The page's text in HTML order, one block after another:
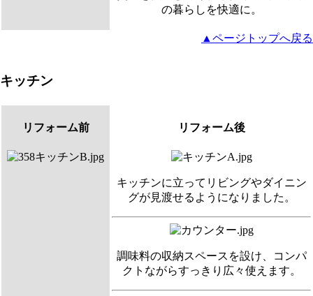
の暮らしを快適に。
▲ページトップへ戻る
キッチン
リフォーム前 リフォーム後
キッチンに立ってリビングやダイニン
グが見渡せるようになりました。
調味料の収納スペースを設け、コンパ
クトながらすっきり広々使えます。